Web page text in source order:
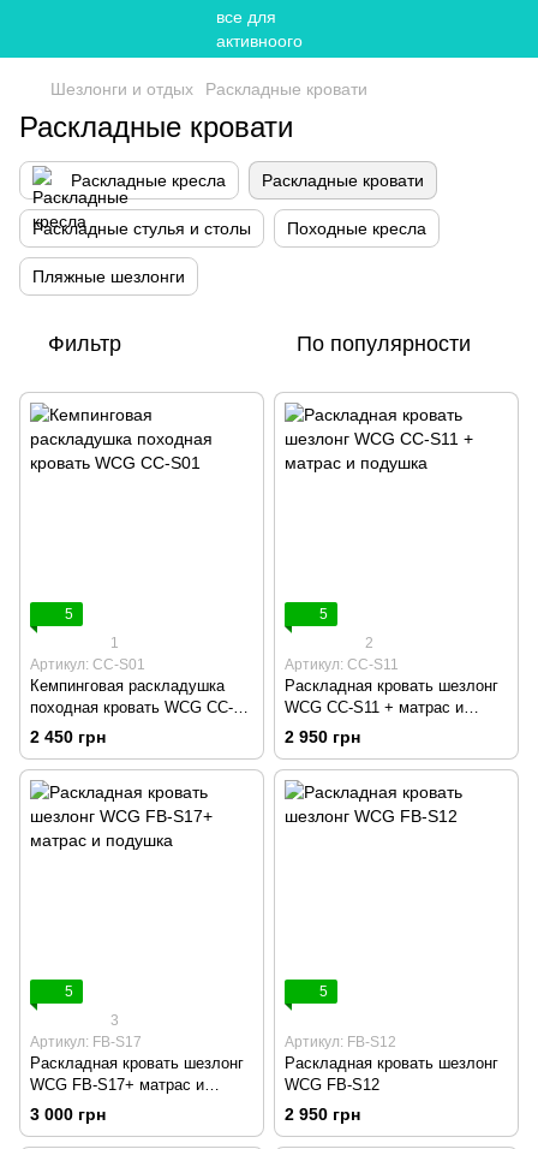
Шезлонги и отдых Раскладные кровати
Раскладные кровати
Раскладные кресла Раскладные кровати
Раскладные стулья и столы Походные кресла
Пляжные шезлонги
Фильтр По популярности
5
1
Артикул: CC-S01
Кемпинговая раскладушка
походная кровать WCG CC-
S01
2 450 грн
5
2
Артикул: CC-S11
Раскладная кровать шезлонг
WCG CC-S11 + матрас и
подушка
2 950 грн
5
3
Артикул: FB-S17
Раскладная кровать шезлонг
WCG FB-S17+ матрас и
подушка
3 000 грн
5
Артикул: FB-S12
Раскладная кровать шезлонг
WCG FB-S12
2 950 грн